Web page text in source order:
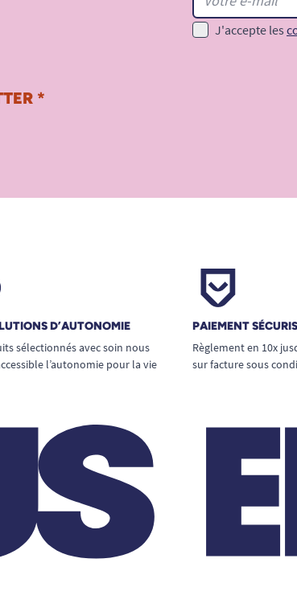
*
J'accepte les
D’AUTONOMIE
sélectionnés avec soin nous
l’autonomie pour la vie
PAIEMENT
Règlement en 10x
sur facture sous